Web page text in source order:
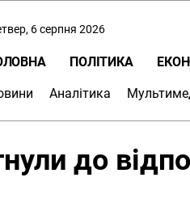
6 серпня 2026
ПОЛІТИКА
Аналітика
до